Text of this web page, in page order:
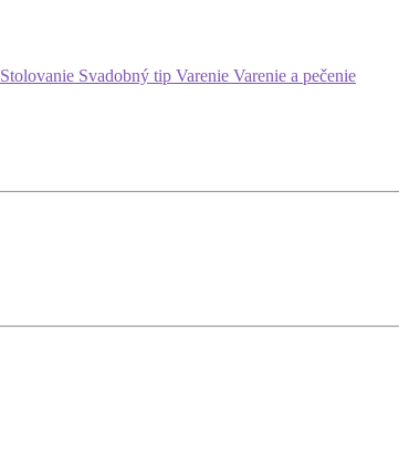
Stolovanie Svadobný tip Varenie Varenie a pečenie